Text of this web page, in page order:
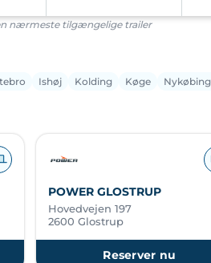
nærmeste tilgængelige trailer
Ishøj Kolding Køge
POWER GLOSTRUP
Hovedvejen 197
2600 Glostrup
Reserver nu